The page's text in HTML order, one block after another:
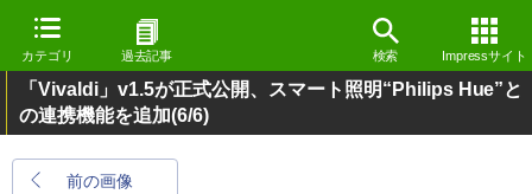
カテゴリ 過去記事 検索 Impressサイト
「Vivaldi」v1.5が正式公開、スマート照明“Philips Hue”と
の連携機能を追加(6/6)
前の画像